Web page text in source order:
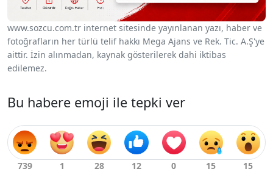
www.sozcu.com.tr internet sitesinde yayınlanan yazı, haber ve
fotoğrafların her türlü telif hakkı Mega Ajans ve Rek. Tic. A.Ş'ye
aittir. İzin alınmadan, kaynak gösterilerek dahi iktibas
edilemez.
Bu habere emoji ile tepki ver